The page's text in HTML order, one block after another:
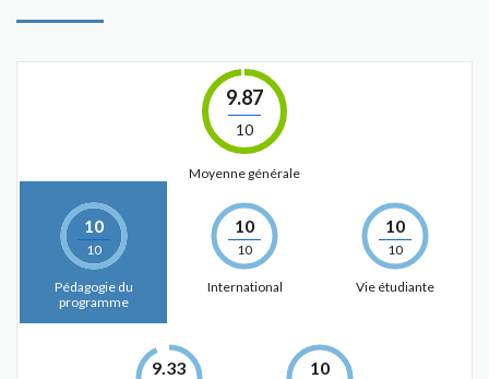
9.87
10
Moyenne générale
10
10
Pédagogie du
programme
10
10
International
10
10
Vie étudiante
9.33 10